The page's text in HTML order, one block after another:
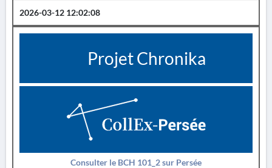
2026-03-12 12:02:08
Projet Chronika
Consulter le BCH 101_2 sur Persée